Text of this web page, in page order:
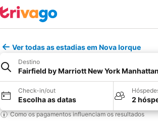
Ver todas as estadias em Nova Iorque
Destino
Fairfield by Marriott New York
Check-in/out
Escolha as datas 2
Como os pagamentos influenciam os resultados